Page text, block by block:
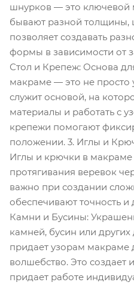
шнурков — это
бывают разной толщины,
позволяет создавать
формы в зависимости от
Стол и Крепеж: Основа
макраме — это не просто
служит основой, на
материалы и работать с
крепежи помогают
положении. 3. Иглы и
Иглы и крючки в макраме
протягивания веревок
важно при создании
обеспечивают точность и
Камни и Бусины:
камней, бусин или
придает узорам макраме
волшебство. Это создает
придает работе